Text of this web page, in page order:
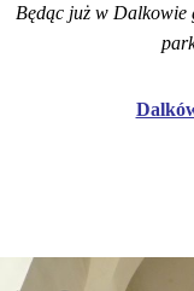
Będąc już w Dalkowie